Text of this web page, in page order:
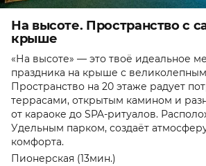
На высоте. Пространство с
крыше
«На высоте» — это твоё идеальное
праздника на крыше с
Пространство на 20 этаже радует
террасами, открытым камином и
от караоке до SPA-ритуалов.
Удельным парком, создаёт
комфорта.
Пионерская (13мин.)